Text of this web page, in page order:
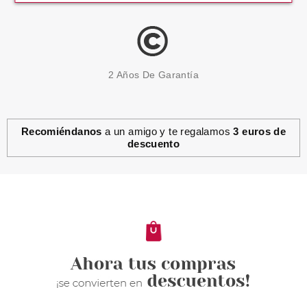
2 Años De Garantía
Recomiéndanos a un amigo y te regalamos3 euros de
descuento